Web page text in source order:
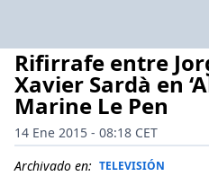
Rifirrafe entre
Xavier Sardà en
Marine Le Pen
14 Ene 2015 - 08:18 CET
Archivado en: TELEVISIÓN